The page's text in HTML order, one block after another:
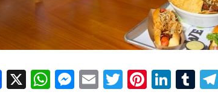
Facebook
X WhatsApp
Messenger
EmailTwitter